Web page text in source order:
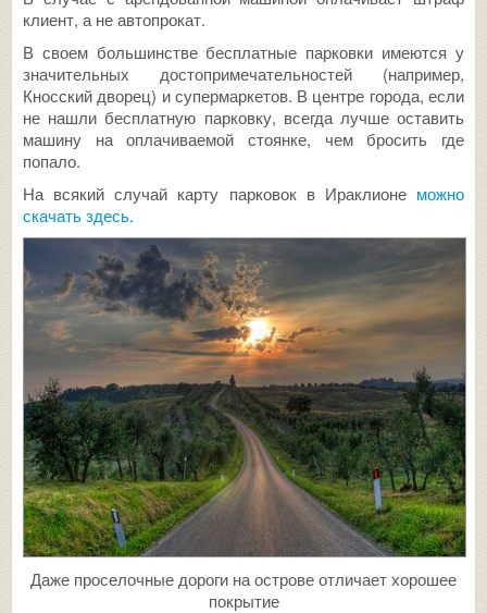
клиент, а не автопрокат.
В своем большинстве бесплатные парковки имеются у
значительных достопримечательностей (например,
Кносский дворец) и супермаркетов. В центре города, если
не нашли бесплатную парковку, всегда лучше оставить
машину на оплачиваемой стоянке, чем бросить где
попало.
На всякий случай карту парковок в Ираклионе можно
скачать здесь.
Даже проселочные дороги на острове отличает хорошее
покрытие